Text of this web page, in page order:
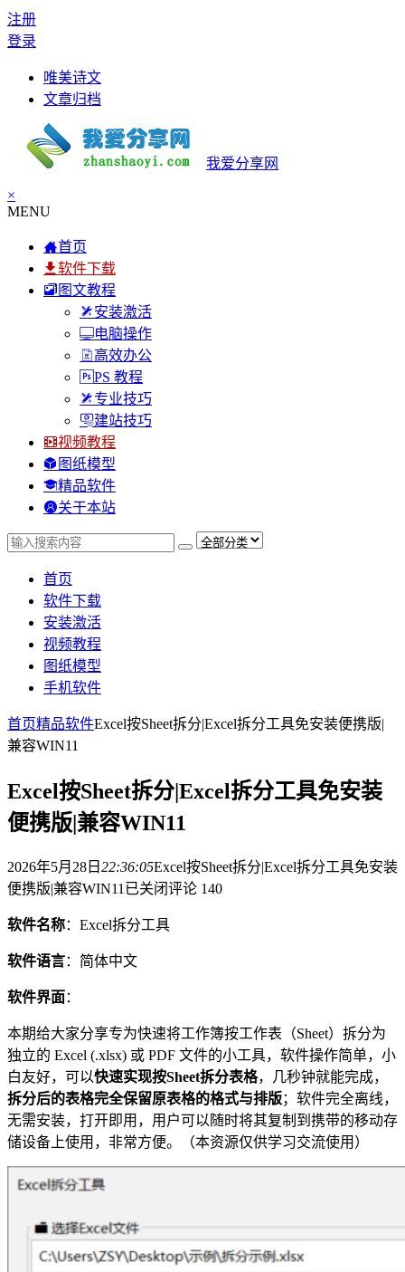
注册
登录
唯美诗文
文章归档
我爱分享网
×
MENU
首页
软件下载
图文教程
安装激活
电脑操作
高效办公
PS 教程
专业技巧
建站技巧
视频教程
图纸模型
精品软件
关于本站
首页
软件下载
安装激活
视频教程
图纸模型
手机软件
首页精品软件Excel按Sheet拆分|Excel拆分工具免安装便携版|
兼容WIN11
Excel按Sheet拆分|Excel拆分工具免安装
便携版|兼容WIN11
2026年5月28日 22:36:05Excel按Sheet拆分|Excel拆分工具免安装
便携版|兼容WIN11 已关闭评论 140
软件名称：Excel拆分工具
软件语言：简体中文
软件界面：
本期给大家分享专为快速将工作簿按工作表（Sheet）拆分为
独立的 Excel (.xlsx) 或 PDF 文件的小工具，软件操作简单，小
白友好，可以快速实现按Sheet拆分表格，几秒钟就能完成，
拆分后的表格完全保留原表格的格式与排版；软件完全离线，
无需安装，打开即用，用户可以随时将其复制到携带的移动存
储设备上使用，非常方便。（本资源仅供学习交流使用）